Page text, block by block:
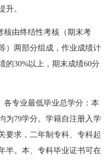
升。
核由终结性考核（期末考
）两部分组成，作业成绩计
的30%以上，期末成绩60分
各专业最低毕业总学分：本
为79学分。学籍自注册入学
要求，二年制专科、专科起
半。本、专科毕业证书可在